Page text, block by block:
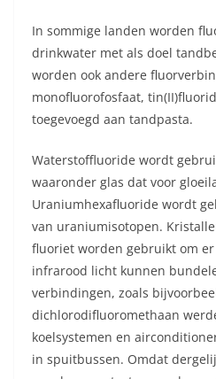
In sommige landen worden
drinkwater met als doel
worden ook andere
monofluorofosfaat,
toegevoegd aan tandpasta.
Waterstoffluoride wordt
waaronder glas dat voor
Uraniumhexafluoride wordt
van uraniumisotopen.
fluoriet worden gebruikt om
infrarood licht kunnen
verbindingen, zoals
dichlorodifluoromethaan
koelsystemen en
in spuitbussen. Omdat